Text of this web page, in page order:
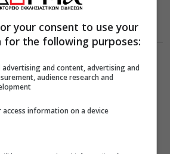
του Νέου Έτους στον Καθεδρικό
Λονδίνου.
your consent to use your
for the following purposes:
advertising and content, advertising and
audience research and
information on a device